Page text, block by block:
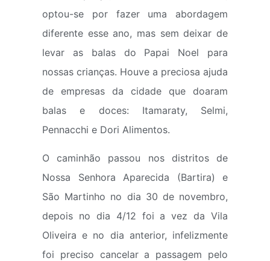
optou-se por fazer uma abordagem
diferente esse ano, mas sem deixar de
levar as balas do Papai Noel para
nossas crianças. Houve a preciosa ajuda
de empresas da cidade que doaram
balas e doces: Itamaraty, Selmi,
Pennacchi e Dori Alimentos.
O caminhão passou nos distritos de
Nossa Senhora Aparecida (Bartira) e
São Martinho no dia 30 de novembro,
depois no dia 4/12 foi a vez da Vila
Oliveira e no dia anterior, infelizmente
foi preciso cancelar a passagem pelo